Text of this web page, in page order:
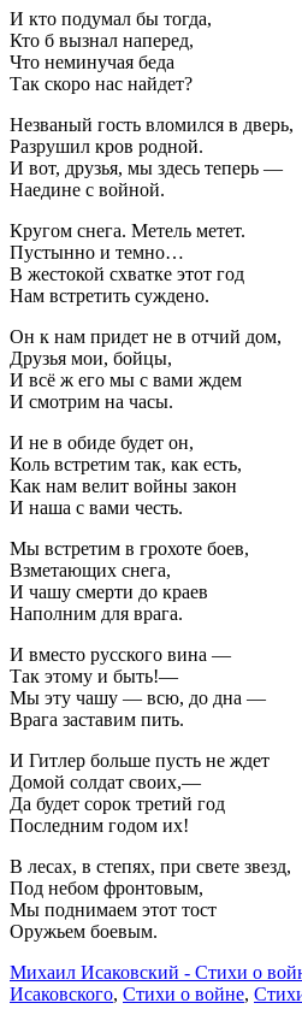
И кто подумал бы тогда,
Кто б вызнал наперед,
Что неминучая беда
Так скоро нас найдет?
Незваный гость вломился в дверь,
Разрушил кров родной.
И вот, друзья, мы здесь теперь —
Наедине с войной.
Кругом снега. Метель метет.
Пустынно и темно…
В жестокой схватке этот год
Нам встретить суждено.
Он к нам придет не в отчий дом,
Друзья мои, бойцы,
И всё ж его мы с вами ждем
И смотрим на часы.
И не в обиде будет он,
Коль встретим так, как есть,
Как нам велит войны закон
И наша с вами честь.
Мы встретим в грохоте боев,
Взметающих снега,
И чашу смерти до краев
Наполним для врага.
И вместо русского вина —
Так этому и быть!—
Мы эту чашу — всю, до дна —
Врага заставим пить.
И Гитлер больше пусть не ждет
Домой солдат своих,—
Да будет сорок третий год
Последним годом их!
В лесах, в степях, при свете звезд,
Под небом фронтовым,
Мы поднимаем этот тост
Оружьем боевым.
Михаил Исаковский - Стихи о
Исаковского, Стихи о войне,